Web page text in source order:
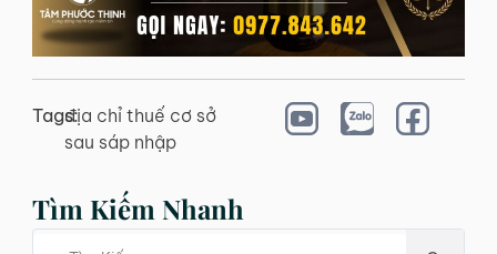
Tags:địa chỉ thuế cơ sở
sau sáp nhập
Tìm Kiếm Nhanh